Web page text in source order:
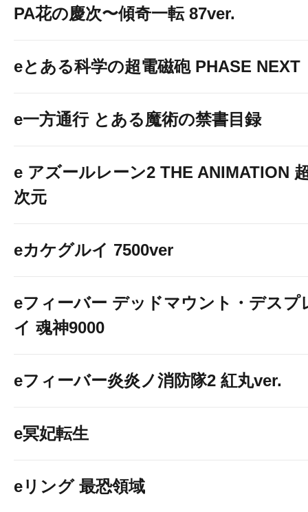
PA花の慶次〜傾奇一転 87ver.
eとある科学の超電磁砲 PHASE NEXT
e一方通行 とある魔術の禁書目録
e アズールレーン2 THE ANIMATION
次元
eカケグルイ 7500ver
eフィーバー デッドマウント・デスプ
イ 魂神9000
eフィーバー炎炎ノ消防隊2 紅丸ver.
e冥妃転生
eリング 最恐領域